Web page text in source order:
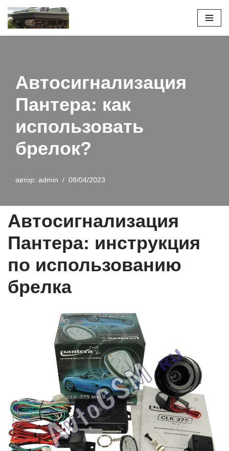
Перейти
Автосигнализация
Пантера: как
использовать
брелок?
автор: admin 08/04/2023
Автосигнализация
Пантера: инструкция
по использованию
брелка